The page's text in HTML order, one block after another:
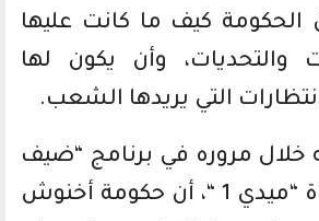
الحكومة كيف ما كانت عليها
والتحديات، وأن يكون لها
التي يريدها الشعب.
خلال مروره في برنامج “ضيف
التحرير” على قناة “ميدي 1 “، أن حكومة أخنوش